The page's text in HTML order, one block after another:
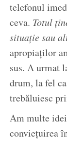
telefonul
ceva. Totul
situație sau
apropiaților
sus. A urmat
drum, la fel
trebăluiesc
Am multe
conviețuirea